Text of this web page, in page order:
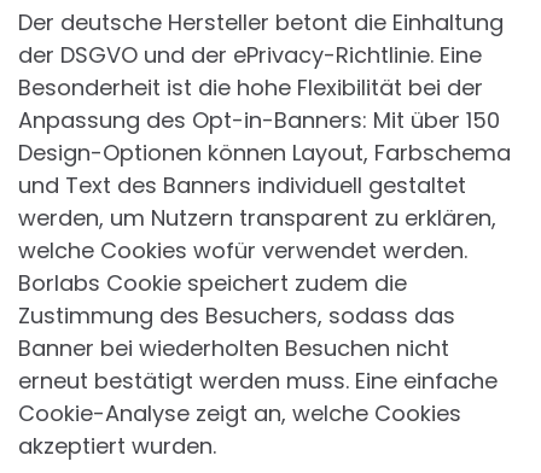
Der deutsche Hersteller betont die Einhaltung
der DSGVO und der ePrivacy-Richtlinie. Eine
Besonderheit ist die hohe Flexibilität bei der
Anpassung des Opt-in-Banners: Mit über 150
Design-Optionen können Layout, Farbschema
und Text des Banners individuell gestaltet
werden, um Nutzern transparent zu erklären,
welche Cookies wofür verwendet werden.
Borlabs Cookie speichert zudem die
Zustimmung des Besuchers, sodass das
Banner bei wiederholten Besuchen nicht
erneut bestätigt werden muss. Eine einfache
Cookie-Analyse zeigt an, welche Cookies
akzeptiert wurden.